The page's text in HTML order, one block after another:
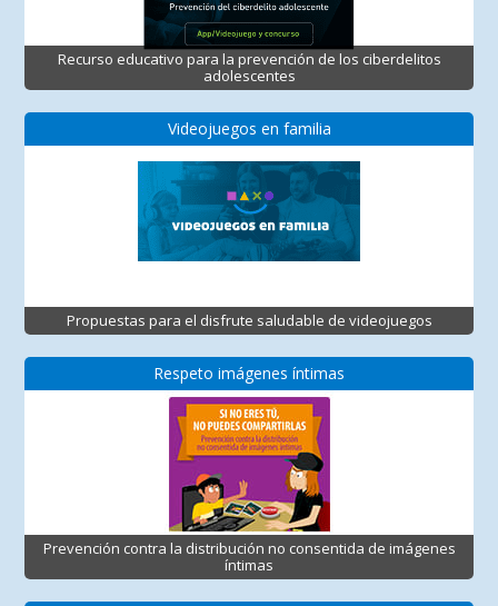
Recurso educativo para la prevención de los ciberdelitos
adolescentes
Videojuegos en familia
Propuestas para el disfrute saludable de videojuegos
Respeto imágenes íntimas
Prevención contra la distribución no consentida de imágenes
íntimas